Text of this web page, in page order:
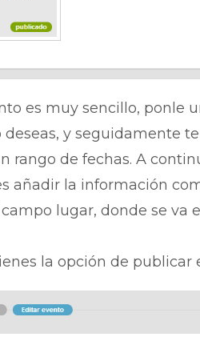
es muy sencillo, ponle
y seguidamente
rango de fechas. A
añadir la información
lugar, donde se va
la opción de publicar